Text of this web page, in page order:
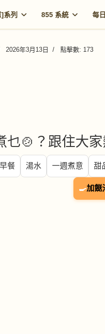
系列 855 系統 每
2026年3月13日 點擊數: 173
乜🍲？跟住大
早餐 湯水 一週煮意 甜
🍳加餸